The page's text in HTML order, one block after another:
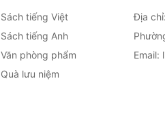
Sách tiếng Việt
Sách tiếng Anh
Văn phòng phẩm
Quà lưu niệm
Địa chỉ:
Email: